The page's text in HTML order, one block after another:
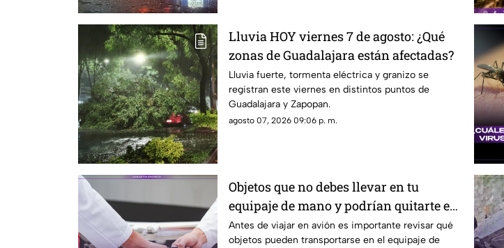
Lluvia HOY viernes 7 de agosto: ¿Qué
zonas de Guadalajara están afectadas?
Lluvia fuerte, tormenta eléctrica y granizo se
registran este viernes en distintos puntos de
Guadalajara y Zapopan.
agosto 07, 2026 09:06 p. m.
Objetos que no debes llevar en tu
equipaje de mano y podrían quitarte en
el aeropuerto
Antes de viajar en avión es importante revisar qué
objetos pueden transportarse en el equipaje de